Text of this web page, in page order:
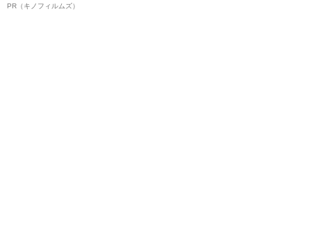
ルインタビュー“観客を魅了した
PR（キノフィルムズ）